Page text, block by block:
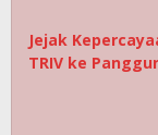
Jejak
TRIV ke